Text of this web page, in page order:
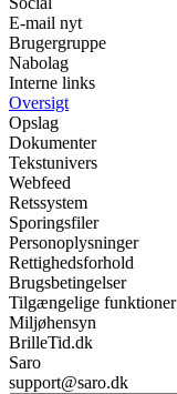
E-mail nyt
Brugergruppe
Nabolag
Interne links
Oversigt
Opslag
Dokumenter
Tekstunivers
Webfeed
Retssystem
Sporingsfiler
Personoplysninger
Rettighedsforhold
Brugsbetingelser
Tilgængelige funktioner
Miljøhensyn
BrilleTid.dk
Saro
support@saro.dk